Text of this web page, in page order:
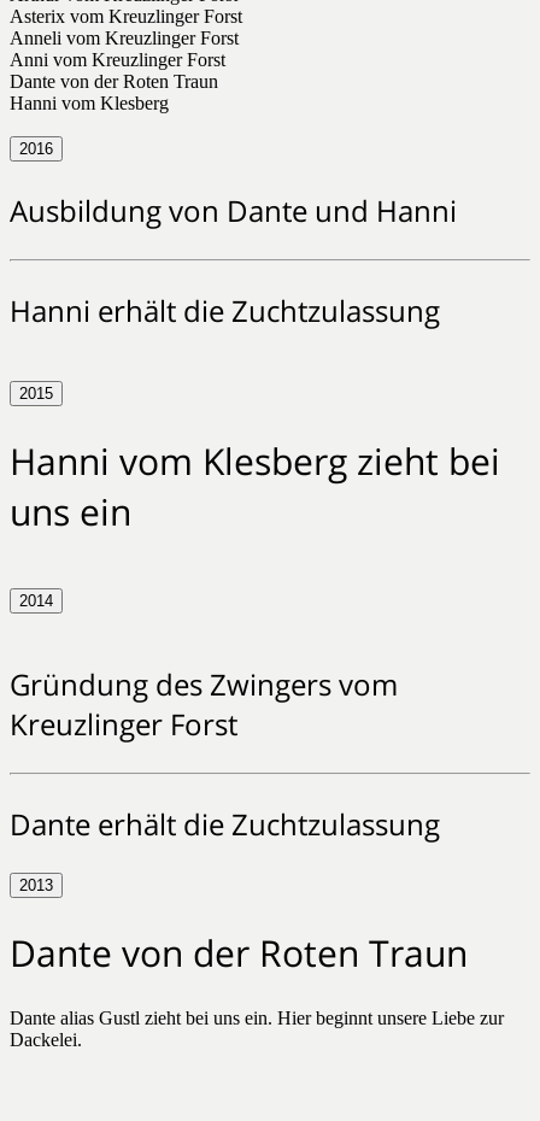
Asterix vom Kreuzlinger Forst
Anneli vom Kreuzlinger Forst
Anni vom Kreuzlinger Forst
Dante von der Roten Traun
Hanni vom Klesberg
2016
Ausbildung von Dante und Hanni
Hanni erhält die Zuchtzulassung
2015
Hanni vom Klesberg zieht bei
uns ein
2014
Gründung des Zwingers vom
Kreuzlinger Forst
Dante erhält die Zuchtzulassung
2013
Dante von der Roten Traun
Dante alias Gustl zieht bei uns ein. Hier beginnt unsere Liebe zur
Dackelei.